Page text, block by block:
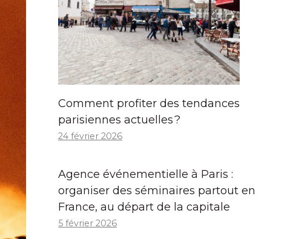
Comment profiter des tendances
parisiennes actuelles ?
24 février 2026
Agence événementielle à Paris :
organiser des séminaires partout en
France, au départ de la capitale
5 février 2026